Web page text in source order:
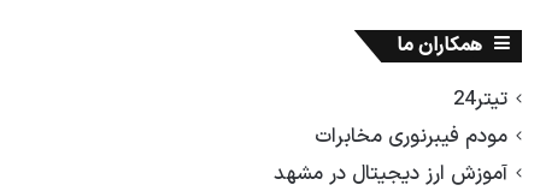
همکاران ما
تیتر24
مودم فیبرنوری مخابرات
آموزش ارز دیجیتال در مشهد